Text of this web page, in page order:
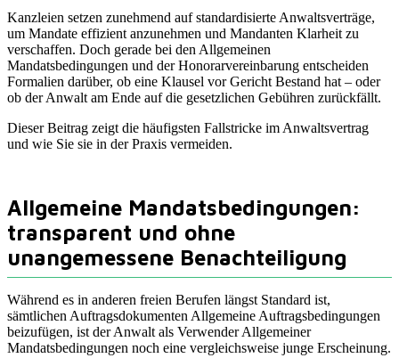
Kanzleien setzen zunehmend auf standardisierte Anwaltsverträge,
um Mandate effizient anzunehmen und Mandanten Klarheit zu
verschaffen. Doch gerade bei den Allgemeinen
Mandatsbedingungen und der Honorarvereinbarung entscheiden
Formalien darüber, ob eine Klausel vor Gericht Bestand hat – oder
ob der Anwalt am Ende auf die gesetzlichen Gebühren zurückfällt.
Dieser Beitrag zeigt die häufigsten Fallstricke im Anwaltsvertrag
und wie Sie sie in der Praxis vermeiden.
Allgemeine Mandatsbedingungen:
transparent und ohne
unangemessene Benachteiligung
Während es in anderen freien Berufen längst Standard ist,
sämtlichen Auftragsdokumenten Allgemeine Auftragsbedingungen
beizufügen, ist der Anwalt als Verwender Allgemeiner
Mandatsbedingungen noch eine vergleichsweise junge Erscheinung.